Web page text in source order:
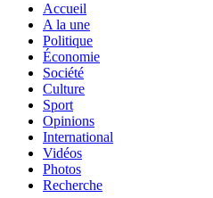
Accueil
A la une
Politique
Économie
Société
Culture
Sport
Opinions
International
Vidéos
Photos
Recherche